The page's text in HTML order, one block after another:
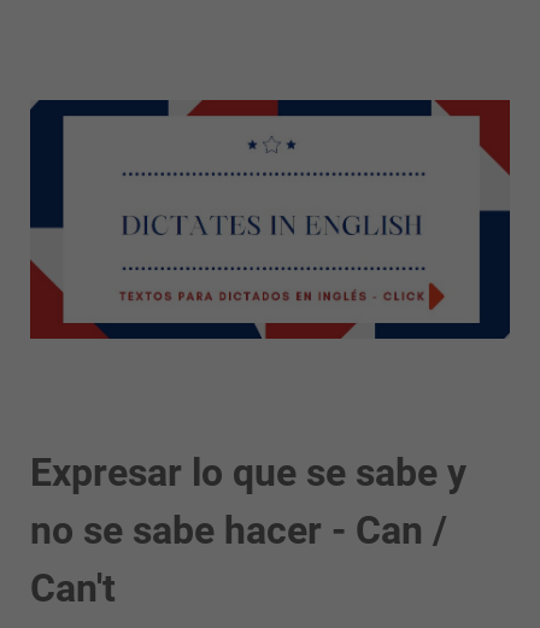
Expresar lo que se sabe y
no se sabe hacer - Can /
Can't